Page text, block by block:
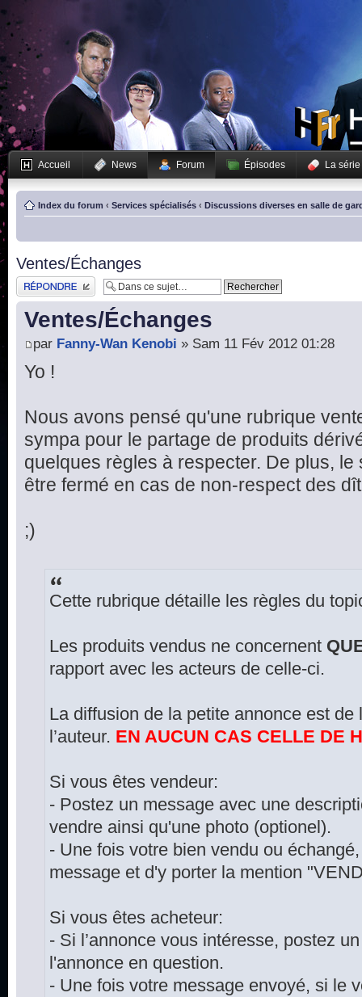
Accueil News Forum Épisodes La série
Index du forum ‹ Services spécialisés ‹ Discussions diverses en salle de
Ventes/Échanges
Publier une réponse
Ventes/Échanges
par Fanny-Wan Kenobi » Sam 11 Fév 2012 01:28
Yo !
Nous avons pensé qu'une rubrique
sympa pour le partage de produits
quelques règles à respecter. De plus,
être fermé en cas de non-respect des
;)
Cette rubrique détaille les règles du
Les produits vendus ne concernent
rapport avec les acteurs de celle-ci.
La diffusion de la petite annonce est
l’auteur. EN AUCUN CAS CELLE DE
Si vous êtes vendeur:
- Postez un message avec une
vendre ainsi qu'une photo (optionel).
- Une fois votre bien vendu ou
message et d'y porter la mention
Si vous êtes acheteur:
- Si l’annonce vous intéresse, postez
l'annonce en question.
- Une fois votre message envoyé, si le